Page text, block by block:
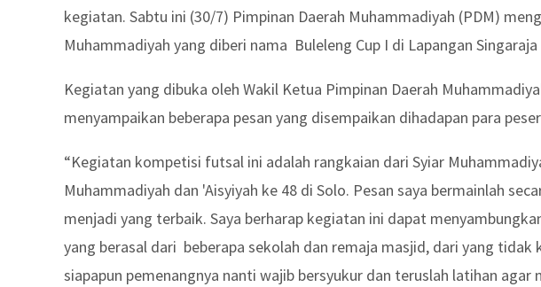
kegiatan. Sabtu ini (30/7) Pimpinan Daerah Muhammadiyah (PDM)
Muhammadiyah yang diberi nama Buleleng Cup I di Lapangan Singaraja
Kegiatan yang dibuka oleh Wakil Ketua Pimpinan Daerah
menyampaikan beberapa pesan yang disempaikan dihadapan para
“Kegiatan kompetisi futsal ini adalah rangkaian dari Syiar
Muhammadiyah dan 'Aisyiyah ke 48 di Solo. Pesan saya bermainlah
menjadi yang terbaik. Saya berharap kegiatan ini dapat
yang berasal dari beberapa sekolah dan remaja masjid, dari yang tidak
siapapun pemenangnya nanti wajib bersyukur dan teruslah latihan agar